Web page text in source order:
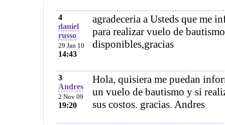
4
daniel
russo
29 Jan 10
14:43
agradeceria a Usteds que me
para realizar vuelo de
disponibles,gracias
3
Andres
2 Nov 09
19:20
Hola, quisiera me puedan
un vuelo de bautismo y si
sus costos. gracias. Andres